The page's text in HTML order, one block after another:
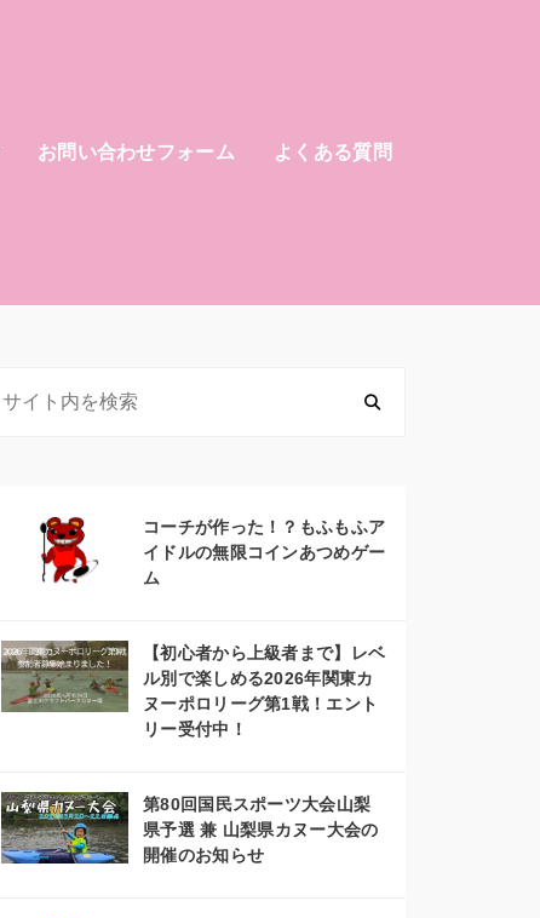
お問い合わせフォーム よくある質問
コーチが作った！？もふもふア
イドルの無限コインあつめゲー
ム
【初心者から上級者まで】レベ
ル別で楽しめる2026年関東カ
ヌーポロリーグ第1戦！エント
リー受付中！
第80回国民スポーツ大会山梨
県予選 兼 山梨県カヌー大会の
開催のお知らせ